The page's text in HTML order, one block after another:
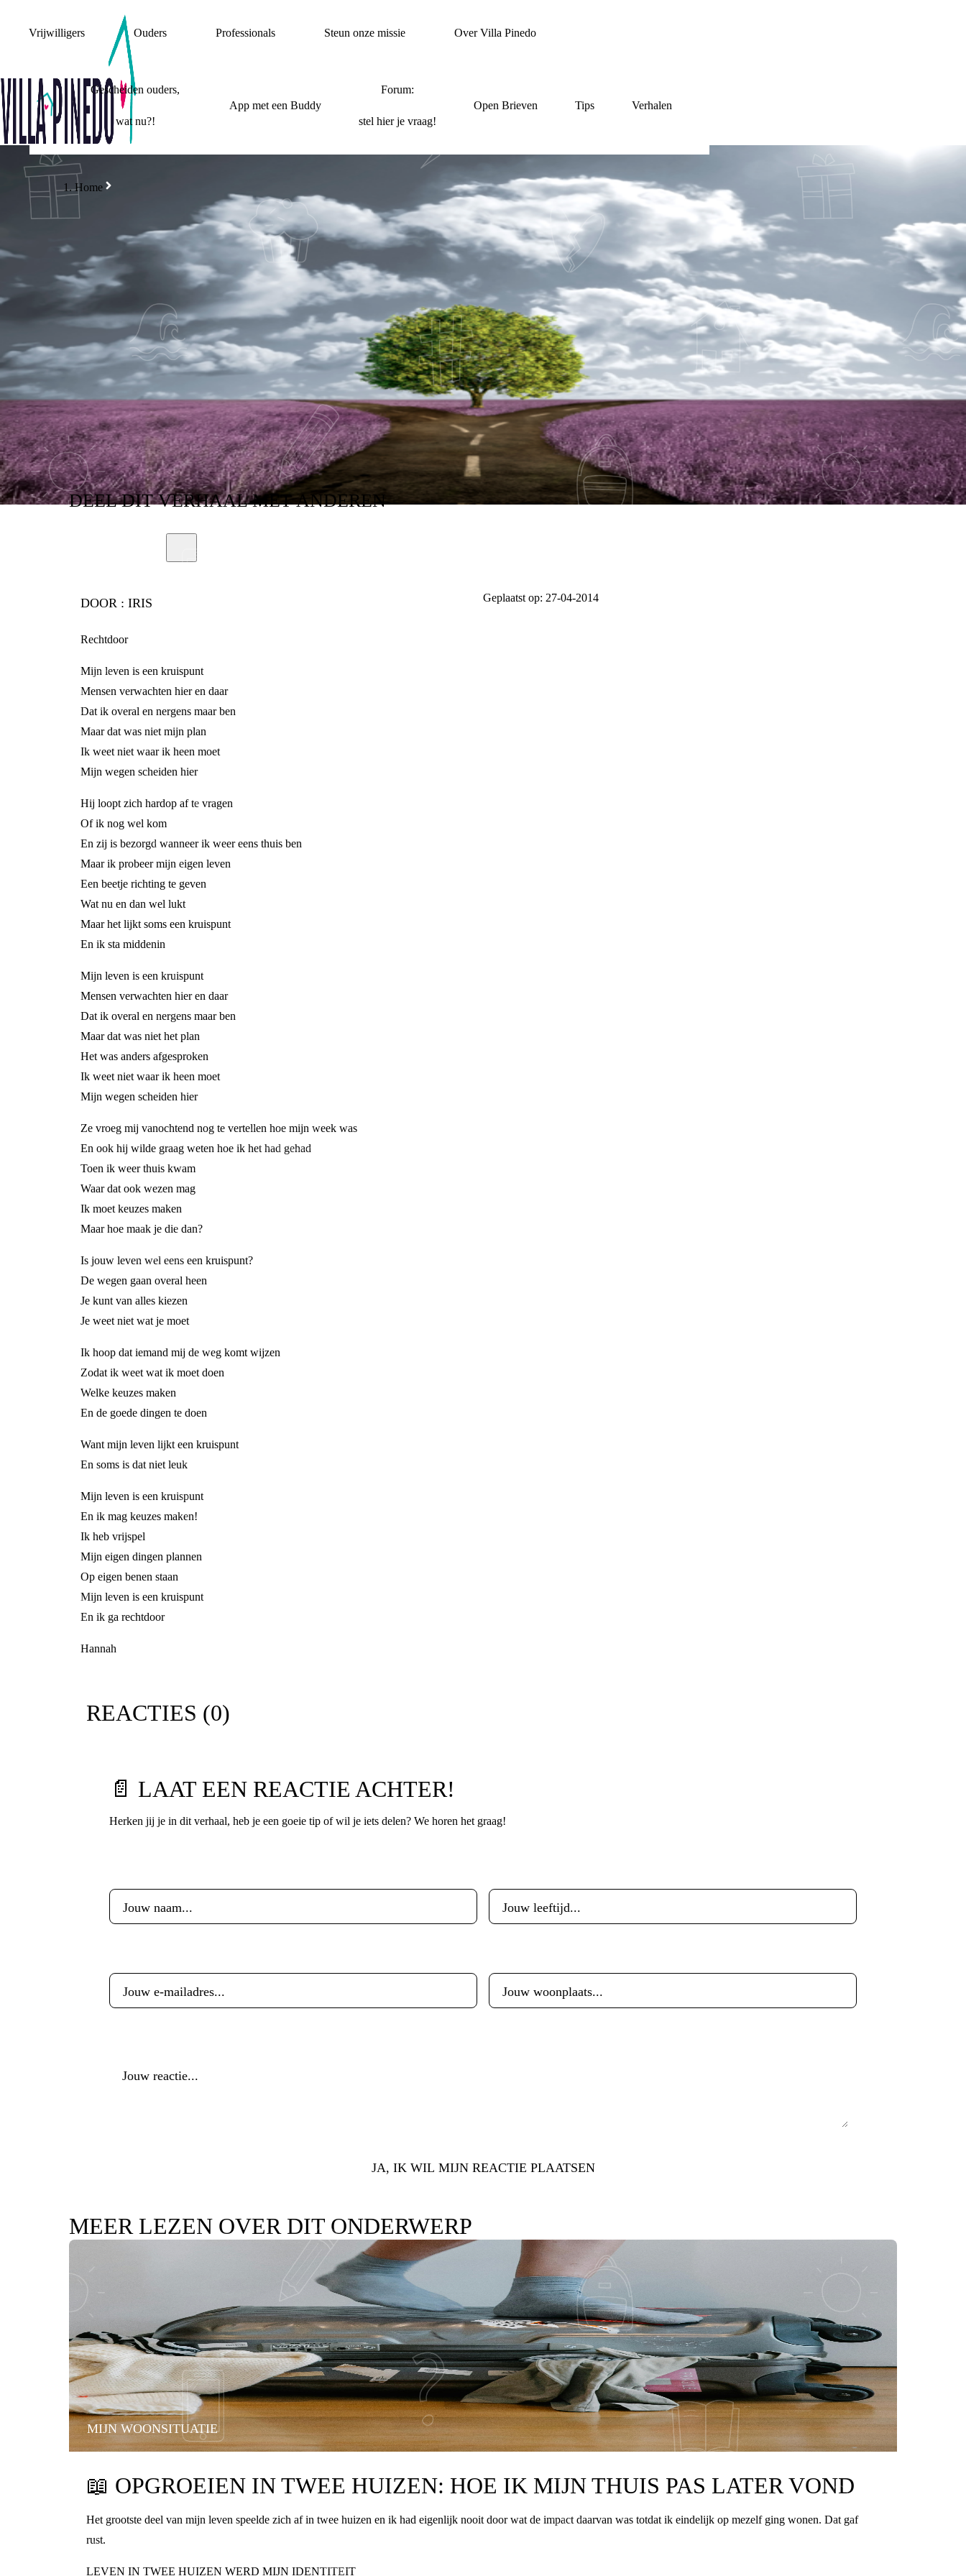
Vrijwilligers Ouders Professionals Steun onze missie Over Villa Pinedo
Gescheiden ouders,
wat nu?!
App met een Buddy
Forum:
stel hier je vraag!
Open Brieven Tips Verhalen
Home
RECHTDOOR
DEELDIT VERHAALMET ANDEREN
DOOR : IRIS Geplaatst op: 27-04-2014
Rechtdoor
Mijn leven is een kruispunt
Mensen verwachten hier en daar
Dat ik overal en nergens maar ben
Maar dat was niet mijn plan
Ik weet niet waar ik heen moet
Mijn wegen scheiden hier
Hij loopt zich hardop af te vragen
Of ik nog wel kom
En zij is bezorgd wanneer ik weer eens thuis ben
Maar ik probeer mijn eigen leven
Een beetje richting te geven
Wat nu en dan wel lukt
Maar het lijkt soms een kruispunt
En ik sta middenin
Mijn leven is een kruispunt
Mensen verwachten hier en daar
Dat ik overal en nergens maar ben
Maar dat was niet het plan
Het was anders afgesproken
Ik weet niet waar ik heen moet
Mijn wegen scheiden hier
Ze vroeg mij vanochtend nog te vertellen hoe mijn week was
En ook hij wilde graag weten hoe ik het had gehad
Toen ik weer thuis kwam
Waar dat ook wezen mag
Ik moet keuzes maken
Maar hoe maak je die dan?
Is jouw leven wel eens een kruispunt?
De wegen gaan overal heen
Je kunt van alles kiezen
Je weet niet wat je moet
Ik hoop dat iemand mij de weg komt wijzen
Zodat ik weet wat ik moet doen
Welke keuzes maken
En de goede dingen te doen
Want mijn leven lijkt een kruispunt
En soms is dat niet leuk
Mijn leven is een kruispunt
En ik mag keuzes maken!
Ik heb vrijspel
Mijn eigen dingen plannen
Op eigen benen staan
Mijn leven is een kruispunt
En ik ga rechtdoor
Hannah
REACTIES (0)
📄 LAAT EEN REACTIE ACHTER!
Herken jij je in dit verhaal, heb je een goeie tip of wil je iets delen? We horen het graag!
JA, IK WIL MIJN REACTIE PLAATSEN
MEER LEZEN OVER DIT ONDERWERP
MIJN WOONSITUATIE
📖 OPGROEIEN IN TWEE HUIZEN: HOE IK MIJN THUIS PAS LATER VOND
Het grootste deel van mijn leven speelde zich af in twee huizen en ik had eigenlijk nooit door wat de impact daarvan was totdat ik eindelijk op mezelf ging wonen. Dat gaf
rust.
LEVEN IN TWEE HUIZEN WERD MIJN IDENTITEIT